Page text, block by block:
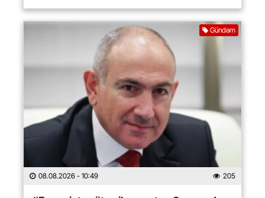
Gündəm
08.08.2026 - 10:49 205